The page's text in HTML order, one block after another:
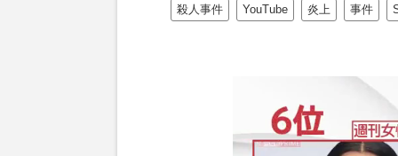
殺人事件 YouTube 炎上 事件